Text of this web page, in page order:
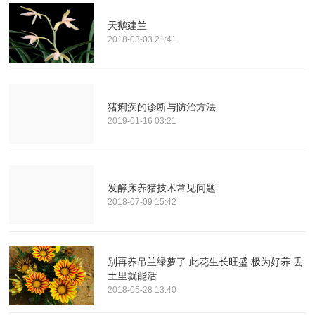
天鹅建兰
2018-03-03 21:41
猪痢疾的诊断与防治方法
2019-01-16 03:21
发酵床养猪技术常见问题
2018-07-09 15:42
别再养吊兰绿萝了 此花生长旺盛 极为好养 丢
土里就能活
2018-05-28 13:40